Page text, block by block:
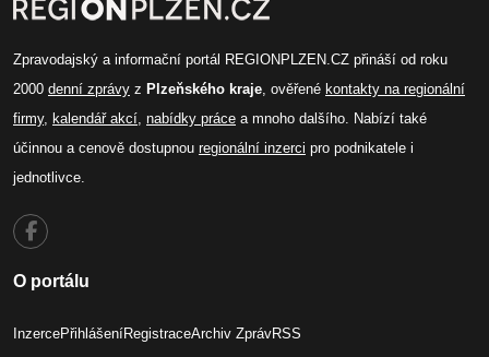
Zpravodajský a informační portál REGIONPLZEN.CZ přináší od roku
2000 denní zprávy z Plzeňského kraje, ověřené kontakty na regionální
firmy, kalendář akcí, nabídky práce a mnoho dalšího. Nabízí také
účinnou a cenově dostupnou regionální inzerci pro podnikatele i
jednotlivce.
O portálu
InzercePřihlášeníRegistraceArchiv ZprávRSS